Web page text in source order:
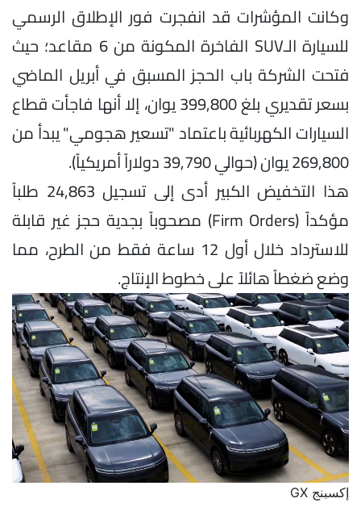
وكانت المؤشرات قد انفجرت فور الإطلاق الرسمي
للسيارة الـSUV الفاخرة المكونة من 6 مقاعد؛ حيث
فتحت الشركة باب الحجز المسبق في أبريل الماضي
بسعر تقديري بلغ 399,800 يوان، إلا أنها فاجأت قطاع
السيارات الكهربائية باعتماد "تسعير هجومي" يبدأ من
269,800 يوان (حوالي 39,790 دولاراً أمريكياً).
هذا التخفيض الكبير أدى إلى تسجيل 24,863 طلباً
مؤكداً (Firm Orders) مصحوباً بجدية حجز غير قابلة
للاسترداد خلال أول 12 ساعة فقط من الطرح، مما
وضع ضغطاً هائلاً على خطوط الإنتاج.
إكسبنج GX